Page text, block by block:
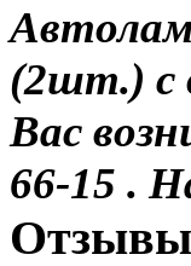
(2шт.) с
Вас
66-15 .
Отзывы